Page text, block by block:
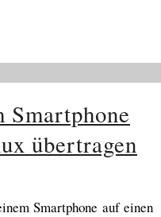
Smartphone
übertragen
Smartphone auf einen